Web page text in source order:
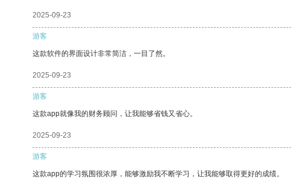
2025-09-23
游客
这款软件的界面设计非常简洁，一目了然。
2025-09-23
游客
这款app就像我的财务顾问，让我能够省钱又省心。
2025-09-23
游客
这款app的学习氛围很浓厚，能够激励我不断学习，让我能够取得更好的成绩。